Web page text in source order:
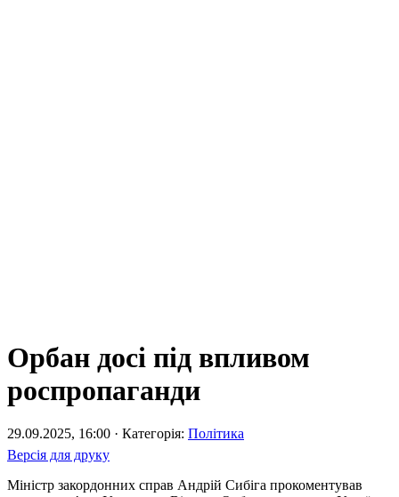
Орбан досі під впливом
роспропаганди
29.09.2025, 16:00 · Категорія: Політика
Версія для друку
Міністр закордонних справ Андрій Сибіга прокоментував